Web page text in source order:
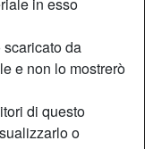
da
e non lo mostrerò
di questo
o
Shemale